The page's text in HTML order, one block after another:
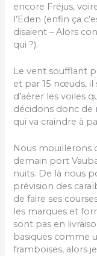
encore Fréjus,
l’Eden (enfin ça
disaient – Alors
qui ?).
Le vent soufflant
et par 15 nœuds, il
d’aérer les voiles
décidons donc de
qui va craindre à
Nous mouillerons
demain port
nuits. De là nous
prévision des
de faire ses
les marques et
sont pas en
basiques comme
framboises, alors